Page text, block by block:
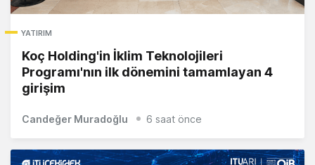
YATIRIM
Koç Holding'in İklim Teknolojileri
Programı'nın ilk dönemini tamamlayan 4
girişim
Candeğer Muradoğlu 6 saat önce